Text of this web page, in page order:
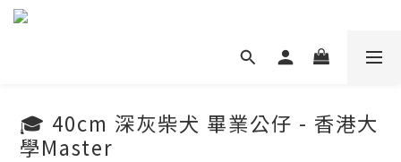
🎓 40cm 深灰柴犬 畢業公仔 - 香港大
學Master